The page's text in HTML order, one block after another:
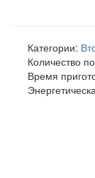
Категории:
Количество
Время